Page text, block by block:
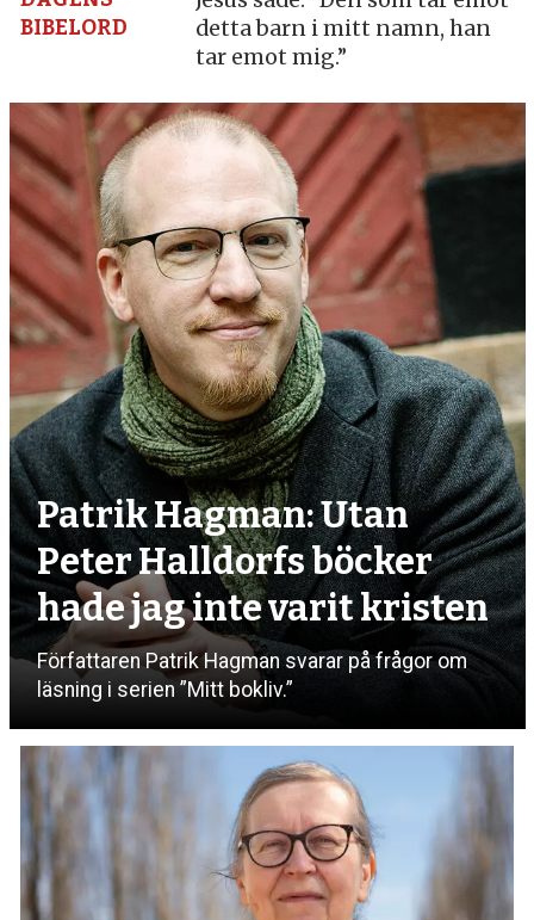
–
nyheter,
debatt,
kultur
BIBELORD
detta barn i mitt namn, han
tar emot mig.”
Patrik Hagman: Utan
Peter Halldorfs böcker
hade jag inte varit kristen
Författaren Patrik Hagman svarar på frågor om
läsning i serien ”Mitt bokliv.”